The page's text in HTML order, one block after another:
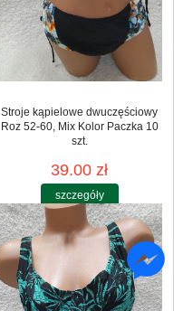
Stroje kąpielowe dwuczęściowy
Roz 52-60, Mix Kolor Paczka 10
szt.
39.00 zł
szczegóły